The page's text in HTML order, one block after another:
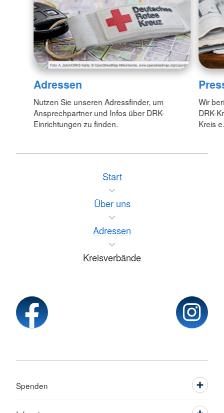
Adressen
Nutzen Sie unseren Adressfinder, um
Ansprechpartner und Infos über DRK-
Einrichtungen zu finden.
Wir
DRK-
Kreis
Start
Über uns
Adressen
Kreisverbände
Spenden